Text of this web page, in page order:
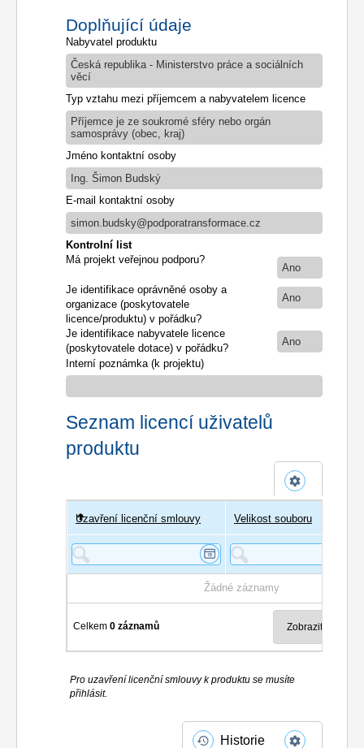
Doplňující údaje
Nabyvatel produktu
Česká republika - Ministerstvo práce a sociálních
věcí
Typ vztahu mezi příjemcem a nabyvatelem licence
Příjemce je ze soukromé sféry nebo orgán
samosprávy (obec, kraj)
Jméno kontaktní osoby
Ing. Šimon Budský
E-mail kontaktní osoby
simon.budsky@podporatransformace.cz
Kontrolní list
Má projekt veřejnou podporu?
Ano
Je identifikace oprávněné osoby a
organizace (poskytovatele
licence/produktu) v pořádku?
Ano
Je identifikace nabyvatele licence
(poskytovatele dotace) v pořádku?
Ano
Interní poznámka (k projektu)
Seznam licencí uživatelů
produktu
Uživatel
Uzavření licenční smlouvy Velikost souboru
Žádné záznamy
Celkem0 záznamů
Pro uzavření licenční smlouvy k produktu se musíte
přihlásit.
Historie